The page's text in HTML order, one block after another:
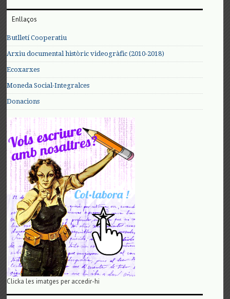
Enllaços
Butlletí Cooperatiu
Arxiu documental històric videogràfic (2010-2018)
Ecoxarxes
Moneda Social-Integralces
Donacions
Clicka les imatges per accedir-hi